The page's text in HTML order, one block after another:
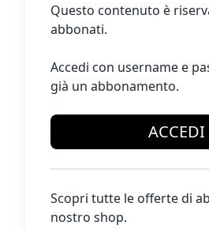
Questo contenuto è
abbonati.
Accedi con username e
già un abbonamento.
ACCEDI
Scopri tutte le offerte di
nostro shop.